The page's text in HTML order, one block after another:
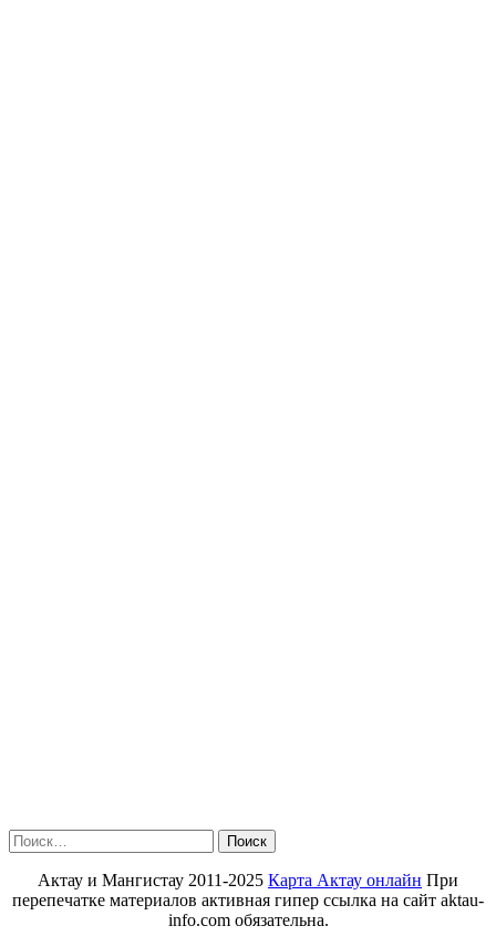
Найти:
Актау и Мангистау 2011-2025 Карта Актау онлайн При
перепечатке материалов активная гипер ссылка на сайт aktau-
info.com обязательна.